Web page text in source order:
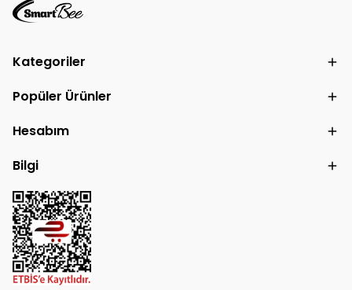
Kategoriler
Popüler Ürünler
Hesabım
Bilgi